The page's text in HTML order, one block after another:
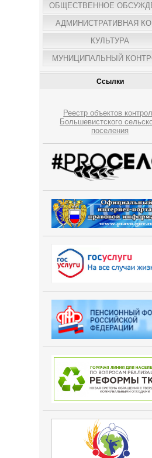
ОБЩЕСТВЕННОЕ
АДМИНИСТРАТИВНАЯ
КУЛЬТУРА
МУНИЦИПАЛЬНЫЙ
Ссылки
Реестр объектов
Большевистского
поселения